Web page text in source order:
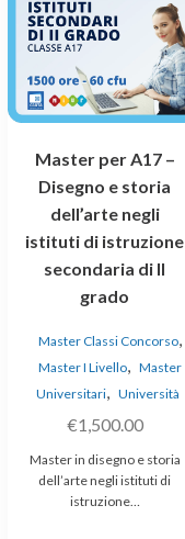
Master per A17 –
Disegno e storia
dell’arte negli
istituti di istruzione
secondaria di II
grado
Master Classi Concorso,
Master I Livello, Master
Universitari, Università
€1,500.00
Master in disegno e storia
dell’arte negli istituti di
istruzione…